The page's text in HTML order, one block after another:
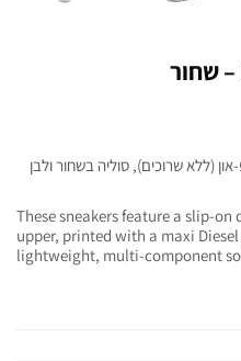
– שחור
(ללא שרוכים), סוליה בשחור ולבן
These sneakers feature a slip-
upper, printed with a maxi
lightweight, multi-component